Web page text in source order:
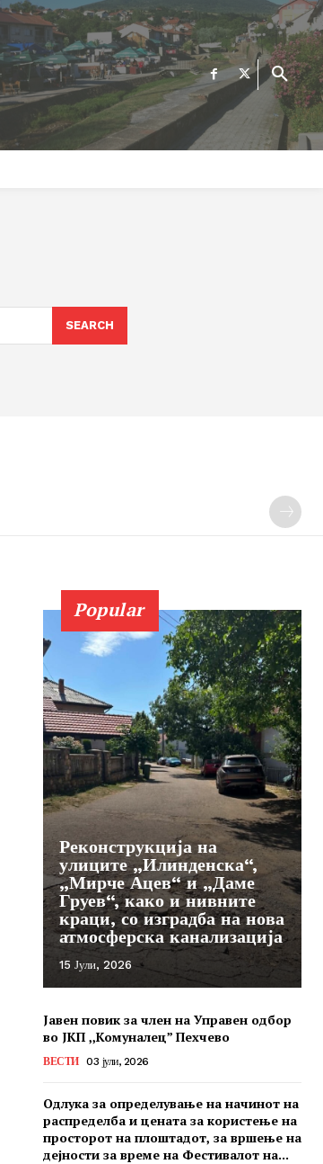
SEARCH
Popular
Реконструкција на
улиците „Илинденска“,
„Мирче Ацев“ и „Даме
Груев“, како и нивните
краци, со изградба на нова
атмосферска канализација
15 Јули, 2026
Јавен повик за член на Управен одбор
во ЈКП ,,Комуналец” Пехчево
ВЕСТИ 03 јули, 2026
Одлука за определување на начинот на
распределба и цената за користење на
просторот на плоштадот, за вршење на
дејности за време на Фестивалот на...